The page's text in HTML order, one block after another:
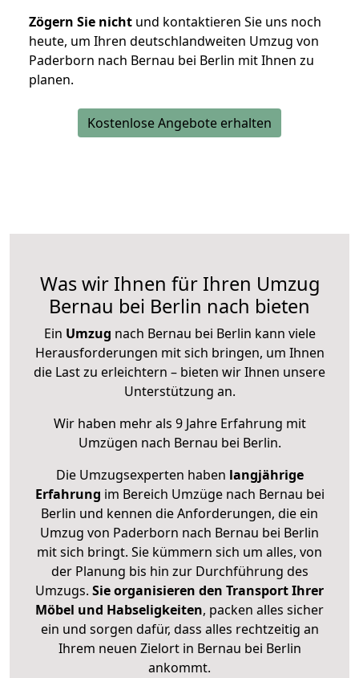
Zögern Sie nicht und kontaktieren Sie uns noch
heute, um Ihren deutschlandweiten Umzug von
Paderborn nach Bernau bei Berlin mit Ihnen zu
planen.
Kostenlose Angebote erhalten
Was wir Ihnen für Ihren Umzug
Bernau bei Berlin nach bieten
Ein Umzug nach Bernau bei Berlin kann viele
Herausforderungen mit sich bringen, um Ihnen
die Last zu erleichtern – bieten wir Ihnen unsere
Unterstützung an.
Wir haben mehr als 9 Jahre Erfahrung mit
Umzügen nach Bernau bei Berlin.
Die Umzugsexperten haben langjährige
Erfahrung im Bereich Umzüge nach Bernau bei
Berlin und kennen die Anforderungen, die ein
Umzug von Paderborn nach Bernau bei Berlin
mit sich bringt. Sie kümmern sich um alles, von
der Planung bis hin zur Durchführung des
Umzugs. Sie organisieren den Transport Ihrer
Möbel und Habseligkeiten, packen alles sicher
ein und sorgen dafür, dass alles rechtzeitig an
Ihrem neuen Zielort in Bernau bei Berlin
ankommt.